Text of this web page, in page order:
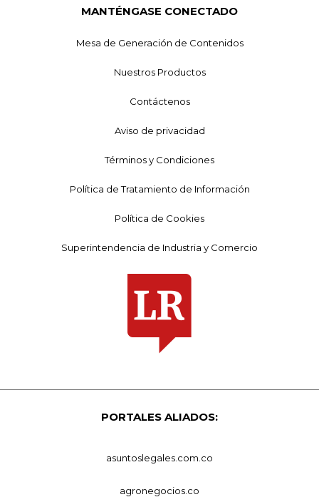
MANTÉNGASE CONECTADO
Mesa de Generación de Contenidos
Nuestros Productos
Contáctenos
Aviso de privacidad
Términos y Condiciones
Política de Tratamiento de Información
Política de Cookies
Superintendencia de Industria y Comercio
PORTALES ALIADOS:
asuntoslegales.com.co
agronegocios.co